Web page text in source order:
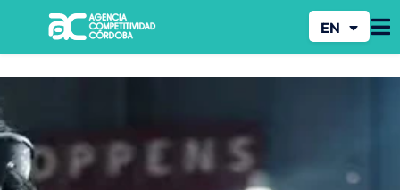
EN
PT